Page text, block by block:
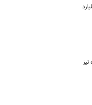
معاملات طلای سرخ در بازار گواهی و صندوق زعفران بورس کالا در این روز ۸۹ میلیارد
نیز